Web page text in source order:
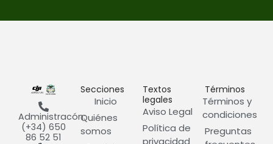
Administracón:
(+34) 650
86 52 51
Secciones
Inicio
Quiénes
somos
Textos
legales
Aviso Legal
Política de
privacidad
Términos
Términos y
condiciones
Preguntas